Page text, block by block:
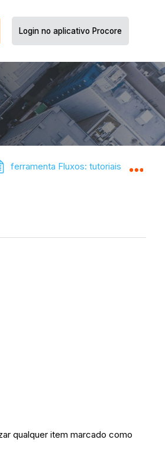
Login no aplicativo Procore
ferramenta Fluxos: tutoriais
qualquer item marcado como